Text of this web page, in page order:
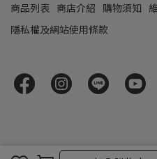
商品列表 商店介紹 購物須知
隱私權及網站使用條款